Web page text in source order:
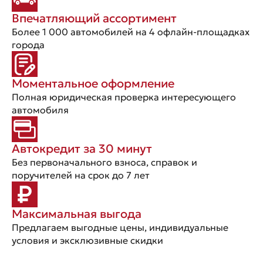
Впечатляющий ассортимент
Более 1 000 автомобилей на 4 офлайн-площадках
города
Моментальное оформление
Полная юридическая проверка интересующего
автомобиля
Автокредит за 30 минут
Без первоначального взноса, справок и
поручителей на срок до 7 лет
Максимальная выгода
Предлагаем выгодные цены, индивидуальные
условия и эксклюзивные скидки